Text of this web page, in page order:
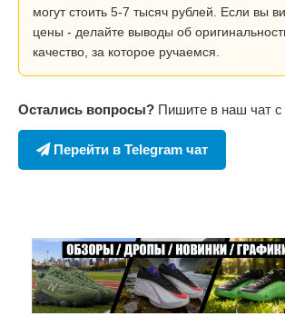
могут стоить 5-7 тысяч рублей. Если вы
цены - делайте выводы об
качество, за которое ручаемся.
Остались вопросы? Пишите в наш чат с
Перейти в Telegram чат